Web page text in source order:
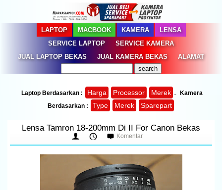
LAPTOP MACBOOK KAMERA
LENSA
SERVICE LAPTOP
SERVICE KAMERA
JUAL LAPTOP BEKAS
JUAL KAMERA BEKAS ALAMAT
Laptop Berdasarkan : Harga Processor Merek
Kamera
Berdasarkan :
Type Merek Sparepart
Lensa Tamron 18-200mm Di II For Canon Bekas
Komentar